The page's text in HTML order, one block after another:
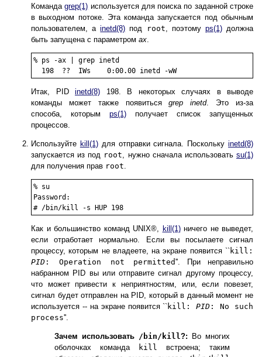
Командаgrep(1) используется для поиска по заданной строке
в выходном потоке. Эта команда запускается под обычным
пользователем, аinetd(8) под root, поэтому ps(1)должна
быть запущена с параметром ax.
% ps -ax | grep inetd
Итак, PID inetd(8) 198. В некоторых случаях в выводе
команды может также появитьсяgrep inetd. Это из-за
способа, которым ps(1) получает список запущенных
процессов.
Используйте kill (1)для отправки сигнала. Посколькуinetd(8)
запускается из под root, нужно сначала использоватьsu(1)
для получения прав root.
% su
Password:
# /bin/kill -s HUP 198
Как и большинство команд UNIX®, kill (1)ничего не выведет,
если отработает нормально. Если вы посылаете сигнал
процессу, которым не владеете, на экране появится ``kill:
PID : Operation not permitted''. При неправильно
набранном PID вы или отправите сигнал другому процессу,
что может привести к неприятностям, или, если повезет,
сигнал будет отправлен на PID, который в данный момент не
используется -- на экране появится ``kill:PID : No such
process''.
Зачем использовать /bin/kill?: Во многих
оболочках команда
kill встроена; таким